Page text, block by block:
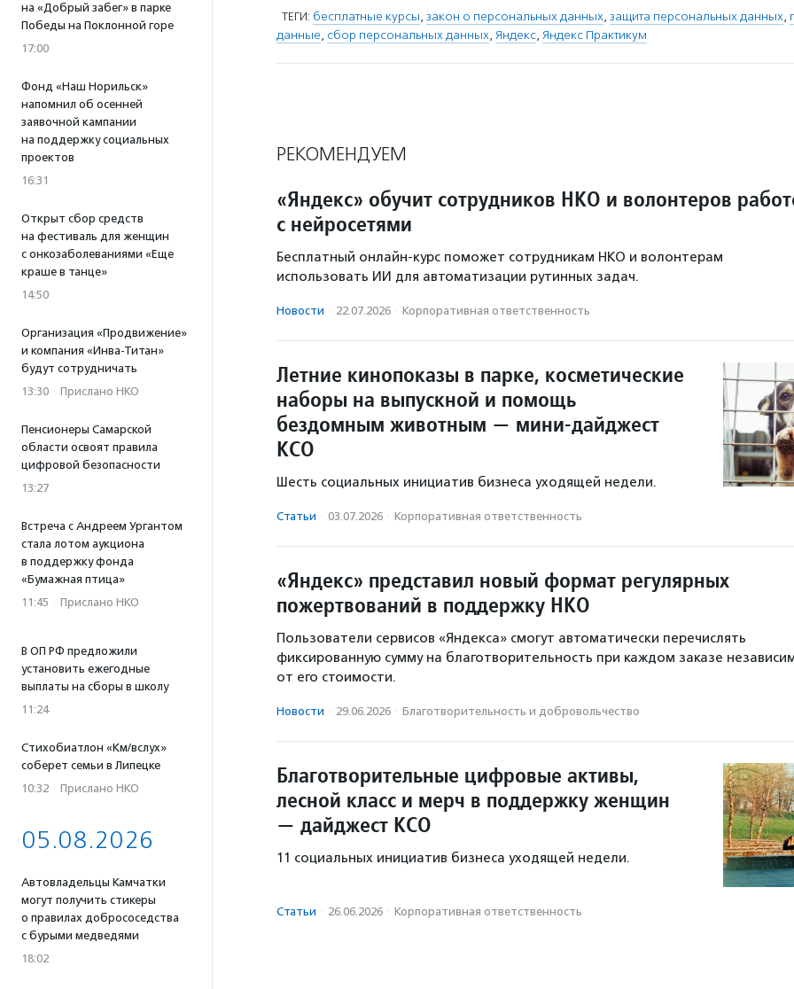
на «Добрый забег» в парке
Победы на Поклонной горе
17:00
Фонд «Наш Норильск»
напомнил об осенней
заявочной кампании
на поддержку социальных
проектов
16:31
Открыт сбор средств
на фестиваль для женщин
с онкозаболеваниями «Еще
краше в танце»
14:50
Организация «Продвижение»
и компания «Инва-Титан»
будут сотрудничать
13:30 · Прислано НКО
Пенсионеры Самарской
области освоят правила
цифровой безопасности
13:27
Встреча с Андреем Ургантом
стала лотом аукциона
в поддержку фонда
«Бумажная птица»
11:45 · Прислано НКО
В ОП РФ предложили
установить ежегодные
выплаты на сборы в школу
11:24
Стихобиатлон «Км/вслух»
соберет семьи в Липецке
10:32 · Прислано НКО
05.08.2026
Автовладельцы Камчатки
могут получить стикеры
о правилах добрососедства
с бурыми медведями
18:02
ТЕГИ: бесплатные курсы, закон о персональных данных, защита персональных данных,
данные, сбор персональных данных, Яндекс, Яндекс Практикум
РЕКОМЕНДУЕМ
«Яндекс» обучит сотрудников НКО и волонтеров
с нейросетями
Бесплатный онлайн-курс поможет сотрудникам НКО и волонтерам
использовать ИИ для автоматизации рутинных задач.
Новости · 22.07.2026 · Корпоративная ответственность
Летние кинопоказы в парке, косметические
наборы на выпускной и помощь
бездомным животным — мини-дайджест
КСО
Шесть социальных инициатив бизнеса уходящей недели.
Статьи · 03.07.2026 · Корпоративная ответственность
«Яндекс» представил новый формат регулярных
пожертвований в поддержку НКО
Пользователи сервисов «Яндекса» смогут автоматически перечислять
фиксированную сумму на благотворительность при каждом заказе
от его стоимости.
Новости · 29.06.2026 · Благотвори­тель­ность и доброволь­чест­во
Благотворительные цифровые активы,
лесной класс и мерч в поддержку женщин
— дайджест КСО
11 социальных инициатив бизнеса уходящей недели.
Статьи · 26.06.2026 · Корпоративная ответственность